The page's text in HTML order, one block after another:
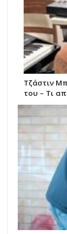
Τζάστιν
του – Τι